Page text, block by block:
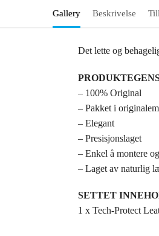
Gallery Beskrivelse
Det lette og
– 100% Original
– Pakket i
– Elegant
– Presisjonslaget
– Enkel å montere
– Laget av naturlig
SETTET
1 x Tech-Protect